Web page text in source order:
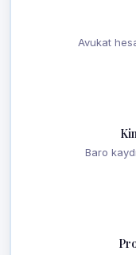
Avukat
Baro